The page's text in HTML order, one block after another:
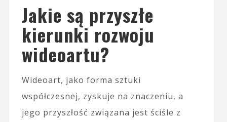
Jakie są przyszłe
kierunki rozwoju
wideoartu?
Wideoart, jako forma sztuki
współczesnej, zyskuje na znaczeniu, a
jego przyszłość związana jest ściśle z